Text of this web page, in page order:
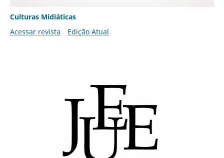
Culturas Midiáticas
Acessar revista
Edição Atual